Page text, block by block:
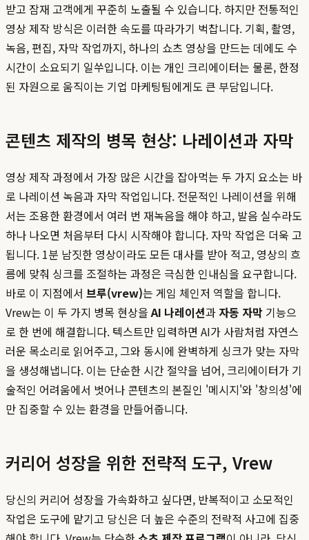
받고 잠재 고객에게 꾸준히 노출될 수 있습니다. 하지만 전통적인
영상 제작 방식은 이러한 속도를 따라가기 벅찹니다. 기획, 촬영,
녹음, 편집, 자막 작업까지, 하나의 쇼츠 영상을 만드는 데에도 수
시간이 소요되기 일쑤입니다. 이는 개인 크리에이터는 물론, 한정
된 자원으로 움직이는 기업 마케팅팀에게도 큰 부담입니다.
콘텐츠 제작의 병목 현상: 나레이션과 자막
영상 제작 과정에서 가장 많은 시간을 잡아먹는 두 가지 요소는 바
로 나레이션 녹음과 자막 작업입니다. 전문적인 나레이션을 위해
서는 조용한 환경에서 여러 번 재녹음을 해야 하고, 발음 실수라도
하나 나오면 처음부터 다시 시작해야 합니다. 자막 작업은 더욱 고
됩니다. 1분 남짓한 영상이라도 모든 대사를 받아 적고, 영상의 흐
름에 맞춰 싱크를 조절하는 과정은 극심한 인내심을 요구합니다.
바로 이 지점에서 브루(vrew)는 게임 체인저 역할을 합니다.
Vrew는 이 두 가지 병목 현상을AI 나레이션과 자동 자막 기능으
로 한 번에 해결합니다. 텍스트만 입력하면 AI가 사람처럼 자연스
러운 목소리로 읽어주고, 그와 동시에 완벽하게 싱크가 맞는 자막
을 생성해냅니다. 이는 단순한 시간 절약을 넘어, 크리에이터가 기
술적인 어려움에서 벗어나 콘텐츠의 본질인 '메시지'와 '창의성'에
만 집중할 수 있는 환경을 만들어줍니다.
커리어 성장을 위한 전략적 도구, Vrew
당신의 커리어 성장을 가속화하고 싶다면, 반복적이고 소모적인
작업은 도구에 맡기고 당신은 더 높은 수준의 전략적 사고에 집중